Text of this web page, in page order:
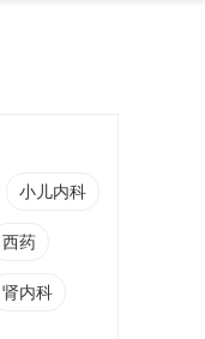
小儿内科
西药
肾内科